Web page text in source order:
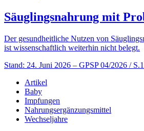
Säuglingsnahrung mit
Der gesundheitliche Nutzen von
ist wissenschaftlich weiterhin nicht belegt.
Stand: 24. Juni 2026 – GPSP 04/2026 /
Artikel
Baby
Impfungen
Nahrungsergänzungsmittel
Wechseljahre